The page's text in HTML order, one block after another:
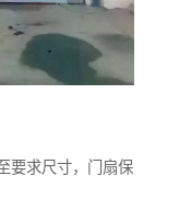
要求尺寸，门扇保